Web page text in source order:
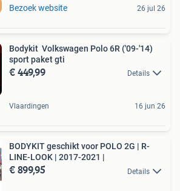
Bezoek website 26 jul 26
Bodykit Volkswagen Polo 6R ('09-'14)
sport paket gti
€ 449,99 Details
Vlaardingen 16 jun 26
BODYKIT geschikt voor POLO 2G | R-
LINE-LOOK | 2017-2021 |
€ 899,95 Details